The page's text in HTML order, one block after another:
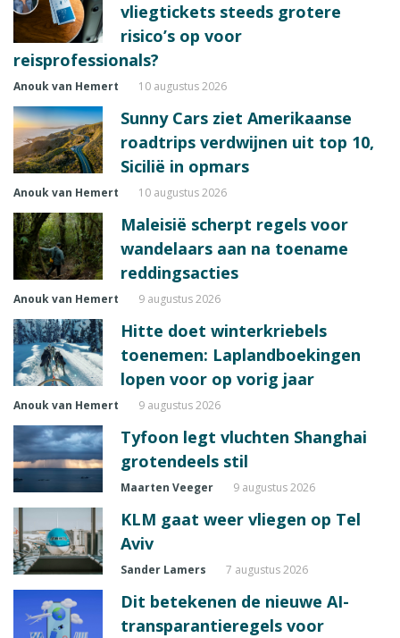
vliegtickets steeds grotere
risico’s op voor
reisprofessionals?
Anouk van Hemert 10 augustus 2026
Sunny Cars ziet Amerikaanse
roadtrips verdwijnen uit top 10,
Sicilië in opmars
Anouk van Hemert 10 augustus 2026
Maleisië scherpt regels voor
wandelaars aan na toename
reddingsacties
Anouk van Hemert 9 augustus 2026
Hitte doet winterkriebels
toenemen: Laplandboekingen
lopen voor op vorig jaar
Anouk van Hemert 9 augustus 2026
Tyfoon legt vluchten Shanghai
grotendeels stil
Maarten Veeger 9 augustus 2026
KLM gaat weer vliegen op Tel
Aviv
Sander Lamers 7 augustus 2026
Dit betekenen de nieuwe AI-
transparantieregels voor